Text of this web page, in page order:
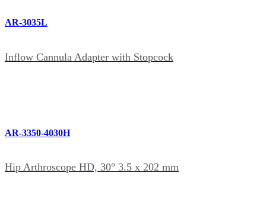
AR-3035L
Inflow Cannula Adapter with Stopcock
AR-3350-4030H
Hip Arthroscope HD, 30° 3.5 x 202 mm